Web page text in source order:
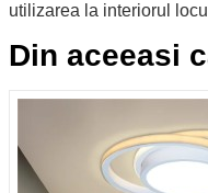
utilizarea la interiorul
Din aceeasi